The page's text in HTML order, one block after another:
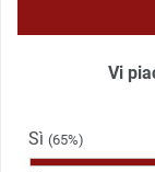
Vi
Sì (65%)